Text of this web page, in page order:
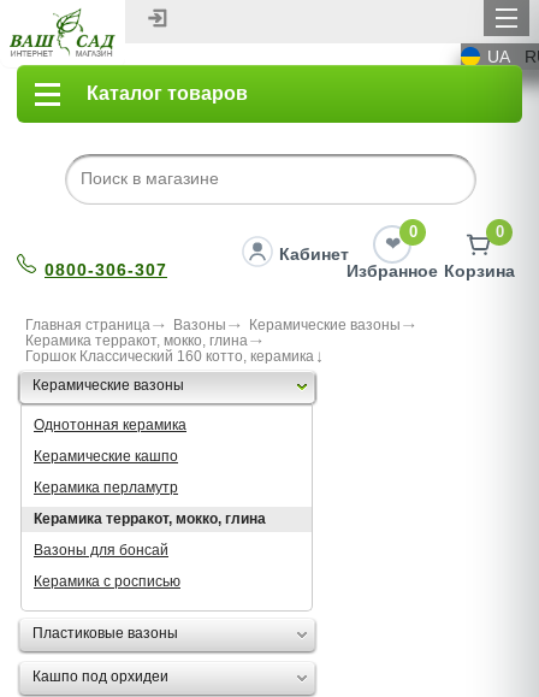
UA
Каталог товаров
0800-306-307
Кабинет
0
Избранное
0
Корзина
Главная страница Вазоны
Керамические вазоны
Керамика терракот, мокко, глина
Горшок Классический 160 котто, керамика
Керамические вазоны
Однотонная керамика
Керамические кашпо
Керамика перламутр
Керамика терракот, мокко, глина
Вазоны для бонсай
Керамика с росписью
Пластиковые вазоны
Кашпо под орхидеи